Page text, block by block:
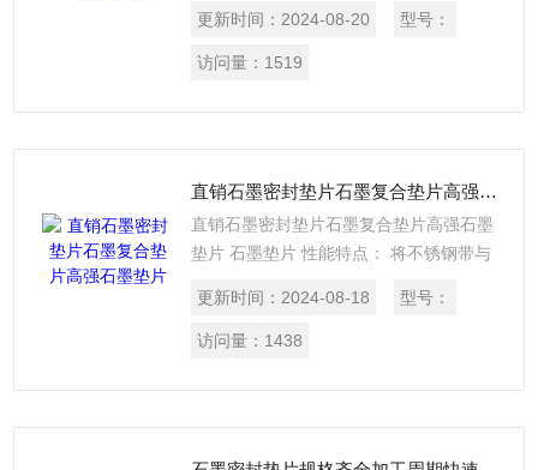
滑、耐腐蚀、不老化、不发脆等，在苛刻
的工况条件能长期稳定的使用，极少需要
高/低温，良好的压缩回弹性和高强度性，
机械密封垫片石墨垫片
更新时间： 2024-08-20 型号：
访问量： 1519
直销石墨密封垫片石墨复合垫片高强石墨垫片
直销石墨密封垫片石墨复合垫片高强石墨
垫片 石墨垫片 性能特点： 将不锈钢带与
叠缠绕，焊接端点而成。 主要用途：与高
温、高压的蒸汽、油气、溶剂、气体、传
更新时间： 2024-08-18 型号：
访问量： 1438